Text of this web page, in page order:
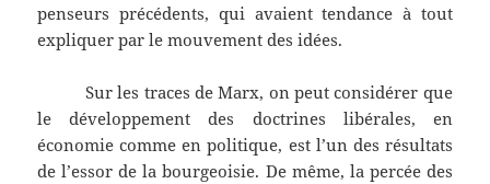
penseurs précédents, qui avaient tendance à tout
expliquer par le mouvement des idées.
Sur les traces de Marx, on peut considérer que
le développement des doctrines libérales, en
économie comme en politique, est l’un des résultats
de l’essor de la bourgeoisie. De même, la percée des